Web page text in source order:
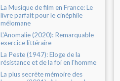
La Musique de film en France: Le
livre parfait pour le cinéphile
mélomane
L'Anomalie (2020): Remarquable
exercice littéraire
La Peste (1947): Eloge de la
résistance et de la foi en l'homme
La plus secrète mémoire des